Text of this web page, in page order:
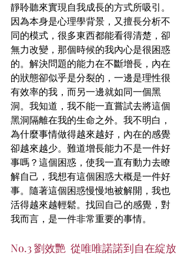
靜聆聽來實現自我成長的方式所吸引。
因為本身是心理學背景，又擅長分析不
同的模式，很多東西都能看得清楚，卻
無力改變，那個時候的我內心是很困惑
的。解決問題的能力在不斷增長，內在
的狀態卻似乎是分裂的，一邊是理性很
有效率的我，而另一邊就如同一個黑
洞。我知道，我不能一直嘗試去將這個
黑洞隔離在我的生命之外。我不明白，
為什麼事情做得越來越好，內在的感覺
卻越來越少。難道增長能力不是一件好
事嗎？這個困惑，使我一直有動力去瞭
解自己，我想有這個困惑大概是一件好
事。隨著這個困惑慢慢地被解開，我也
活得越來越輕鬆。找回自己的感覺，對
我而言，是一件非常重要的事情。
No.3 劉效艷  從唯唯諾諾到自在綻放